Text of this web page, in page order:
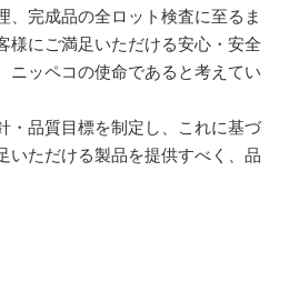
、完成品の全ロット検査に至るま
様にご満足いただける安心・安全
ニッペコの使命であると考えてい
・品質目標を制定し、これに基づ
いただける製品を提供すべく、品